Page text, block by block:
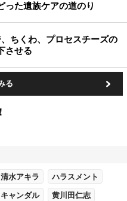
った遺族ケアの道のり
ちくわ、プロセスチーズの
させる
る
清水アキラ ハラスメント
ャンダル 黄川田仁志